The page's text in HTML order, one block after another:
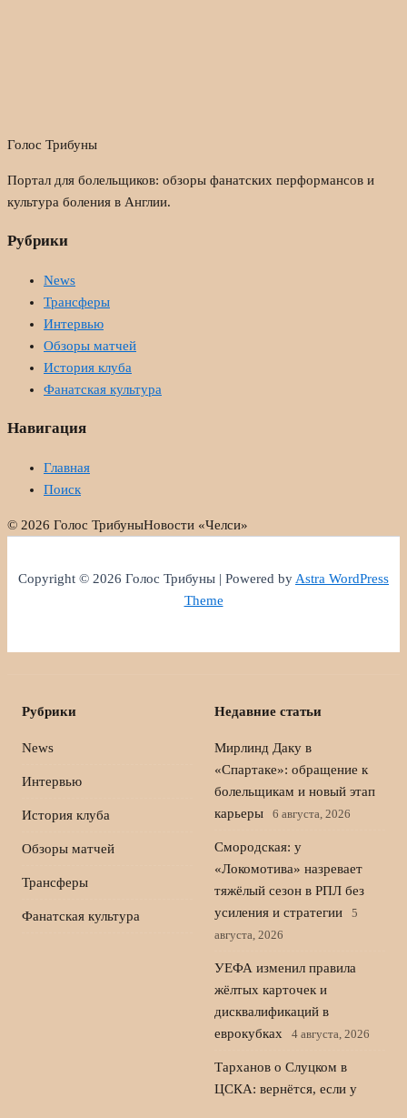
Голос Трибуны
Портал для болельщиков: обзоры фанатских перформансов и
культура боления в Англии.
Рубрики
News
Трансферы
Интервью
Обзоры матчей
История клуба
Фанатская культура
Навигация
Главная
Поиск
© 2026 Голос ТрибуныНовости «Челси»
Copyright © 2026 Голос Трибуны | Powered byAstra WordPress
Theme
Рубрики
News
Интервью
История клуба
Обзоры матчей
Трансферы
Фанатская культура
Недавние статьи
Мирлинд Даку в
«Спартаке»: обращение к
болельщикам и новый этап
карьеры
6 августа, 2026
Смородская: у
«Локомотива» назревает
тяжёлый сезон в РПЛ без
усиления и стратегии
5
августа, 2026
УЕФА изменил правила
жёлтых карточек и
дисквалификаций в
еврокубках
4 августа, 2026
Тарханов о Слуцком в
ЦСКА: вернётся, если у